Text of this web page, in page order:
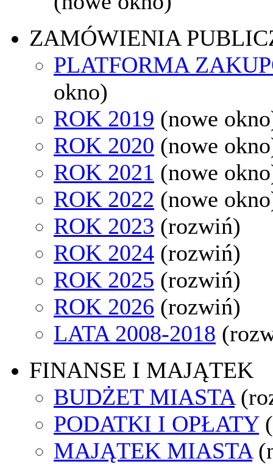
ZAMÓWIENIA
PLATFORMA
okno)
ROK 2019 (nowe
ROK 2020 (nowe
ROK 2021 (nowe
ROK 2022 (nowe
ROK 2023 (rozwiń)
ROK 2024 (rozwiń)
ROK 2025 (rozwiń)
ROK 2026 (rozwiń)
LATA 2008-2018
FINANSE I MAJĄTEK
BUDŻET MIASTA
PODATKI I OPŁATY
MAJĄTEK MIASTA